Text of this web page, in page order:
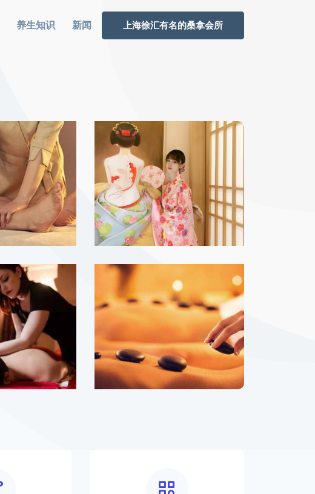
养生知识 新闻 上海徐汇有名的桑拿会所